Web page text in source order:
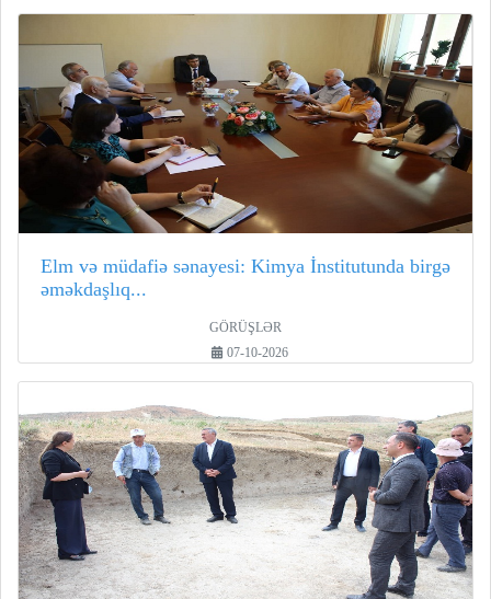
Elm və müdafiə sənayesi: Kimya İnstitutunda birgə
əməkdaşlıq...
GÖRÜŞLƏR
07-10-2026